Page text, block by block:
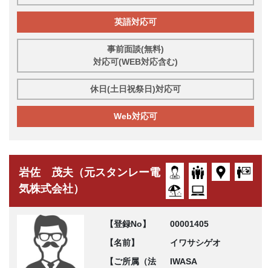
英語対応可
事前面談(無料)
対応可(WEB対応含む)
休日(土日祝祭日)対応可
Web対応可
岩佐 茂夫（元スタンレー電
気株式会社）
【登録No】
00001405
【名前】
イワサシゲオ
【ご所属（法
IWASA